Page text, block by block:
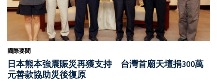
國際要聞
日本熊本強震賑災再獲支持 台灣首廟天壇捐300萬
元善款協助災後復原